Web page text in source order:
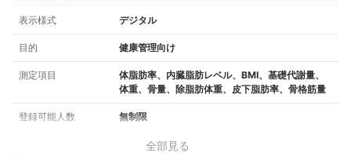
表示様式 デジタル
目的 健康管理向け
測定項目
体脂肪率、内臓脂肪レベル、BMI、基礎代謝量、
体重、骨量、除脂肪体重、皮下脂肪率、骨格筋量
登録可能人数 無制限
全部見る